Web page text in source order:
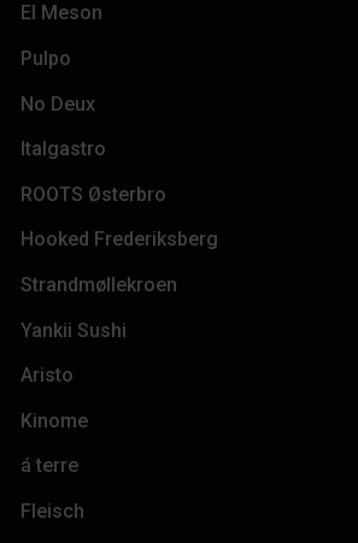
El Meson
Pulpo
No Deux
Italgastro
ROOTS Østerbro
Hooked Frederiksberg
Strandmøllekroen
Yankii Sushi
Aristo
Kinome
á terre
Fleisch